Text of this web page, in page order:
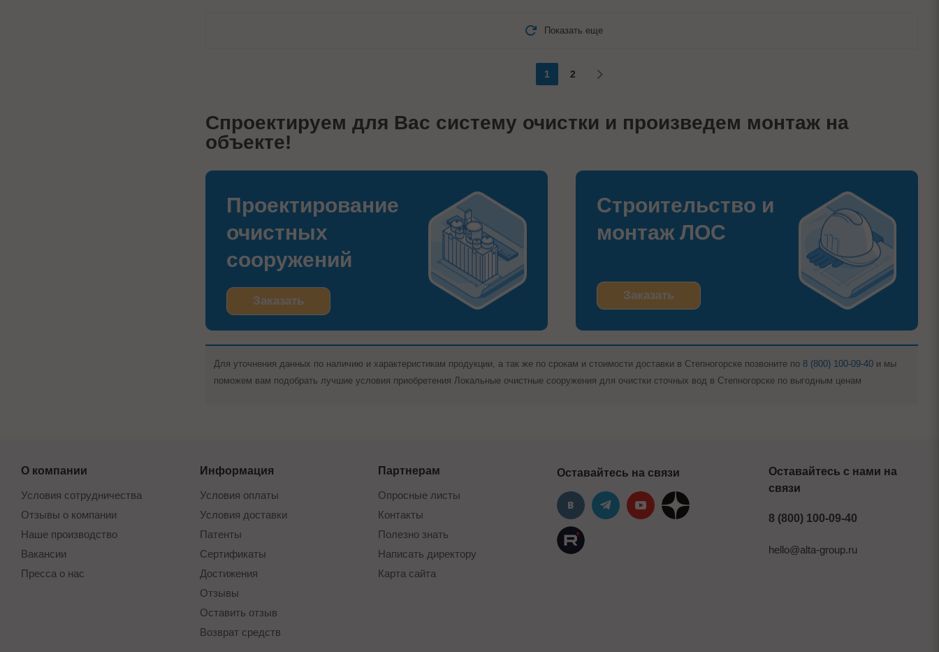
Показать еще
1 2
Спроектируем для Вас систему очистки и произведем монтаж на
объекте!
Проектирование
очистных
сооружений
Заказать
Строительство и
монтаж ЛОС
Заказать
Для уточнения данных по наличию и характеристикам продукции, а так же по срокам и стоимости доставки в Степногорске позвоните по 8 (800) 100-09-40 и мы
поможем вам подобрать лучшие условия приобретения Локальные очистные сооружения для очистки сточных вод в Степногорске по выгодным ценам
О компании
Условия сотрудничества
Отзывы о компании
Наше производство
Вакансии
Пресса о нас
Информация
Условия оплаты
Условия доставки
Патенты
Сертификаты
Достижения
Отзывы
Оставить отзыв
Возврат средств
Партнерам
Опросные листы
Контакты
Полезно знать
Написать директору
Карта сайта
Оставайтесь на связи
Оставайтесь с нами на
связи
8 (800) 100-09-40
hello@alta-group.ru